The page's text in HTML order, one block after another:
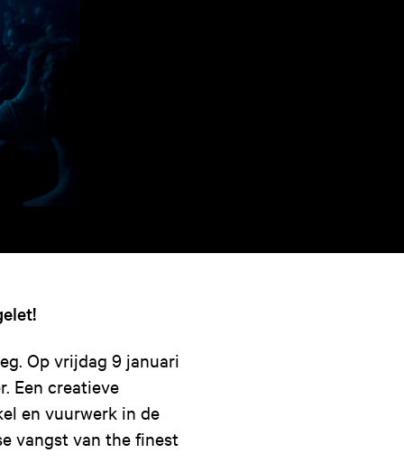
Op vrijdag 9 januari
Een creatieve
en vuurwerk in de
vangst van the finest